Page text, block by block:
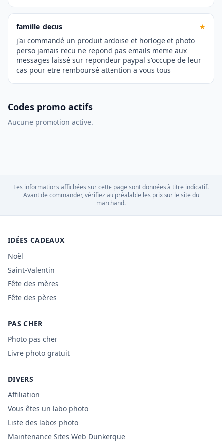
famille_decus
★
j'ai commandé un produit ardoise et horloge et photo
perso jamais recu ne repond pas emails meme aux
messages laissé sur repondeur paypal s'occupe de leur
cas pour etre remboursé attention a vous tous
Codes promo actifs
Aucune promotion active.
Les informations affichées sur cette page sont données à titre indicatif.
Avant de commander, vérifiez au préalable les prix sur le site du
marchand.
IDÉES CADEAUX
Noël
Saint-Valentin
Fête des mères
Fête des pères
PAS CHER
Photo pas cher
Livre photo gratuit
DIVERS
Affiliation
Vous êtes un labo photo
Liste des labos photo
Maintenance Sites Web Dunkerque